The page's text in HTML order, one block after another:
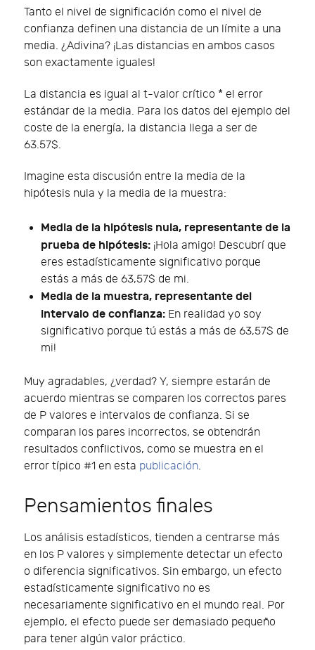
Tanto el nivel de significación como el nivel de
confianza definen una distancia de un límite a una
media. ¿Adivina? ¡Las distancias en ambos casos
son exactamente iguales!
La distancia es igual al t-valor crítico * el error
estándar de la media. Para los datos del ejemplo del
coste de la energía, la distancia llega a ser de
63.57$.
Imagine esta discusión entre la media de la
hipótesis nula y la media de la muestra:
Media de la hipótesis nula, representante de la
prueba de hipótesis: ¡Hola amigo! Descubrí que
eres estadísticamente significativo porque
estás a más de 63,57$ de mi.
Media de la muestra, representante del
intervalo de confianza: En realidad yo soy
significativo porque tú estás a más de 63,57$ de
mi!
Muy agradables, ¿verdad? Y, siempre estarán de
acuerdo mientras se comparen los correctos pares
de P valores e intervalos de confianza. Si se
comparan los pares incorrectos, se obtendrán
resultados conflictivos, como se muestra en el
error típico #1 en esta publicación.
Pensamientos finales
Los análisis estadísticos, tienden a centrarse más
en los P valores y simplemente detectar un efecto
o diferencia significativos. Sin embargo, un efecto
estadísticamente significativo no es
necesariamente significativo en el mundo real. Por
ejemplo, el efecto puede ser demasiado pequeño
para tener algún valor práctico.